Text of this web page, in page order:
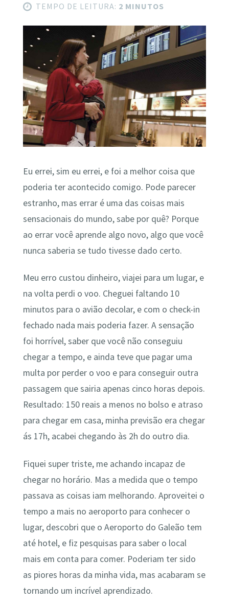
TEMPO DE LEITURA: 2 MINUTOS
Eu errei, sim eu errei, e foi a melhor coisa que
poderia ter acontecido comigo. Pode parecer
estranho, mas errar é uma das coisas mais
sensacionais do mundo, sabe por quê? Porque
ao errar você aprende algo novo, algo que você
nunca saberia se tudo tivesse dado certo.
Meu erro custou dinheiro, viajei para um lugar, e
na volta perdi o voo. Cheguei faltando 10
minutos para o avião decolar, e com o check-in
fechado nada mais poderia fazer. A sensação
foi horrível, saber que você não conseguiu
chegar a tempo, e ainda teve que pagar uma
multa por perder o voo e para conseguir outra
passagem que sairia apenas cinco horas depois.
Resultado: 150 reais a menos no bolso e atraso
para chegar em casa, minha previsão era chegar
ás 17h, acabei chegando às 2h do outro dia.
Fiquei super triste, me achando incapaz de
chegar no horário. Mas a medida que o tempo
passava as coisas iam melhorando. Aproveitei o
tempo a mais no aeroporto para conhecer o
lugar, descobri que o Aeroporto do Galeão tem
até hotel, e fiz pesquisas para saber o local
mais em conta para comer. Poderiam ter sido
as piores horas da minha vida, mas acabaram se
tornando um incrível aprendizado.